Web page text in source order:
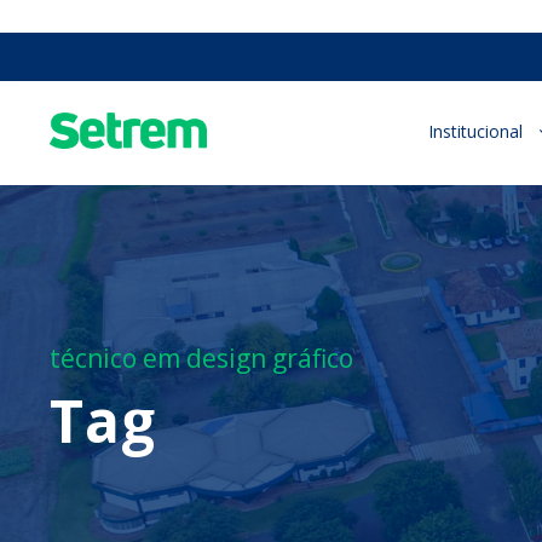
Institucional
técnico em design gráfico
Tag